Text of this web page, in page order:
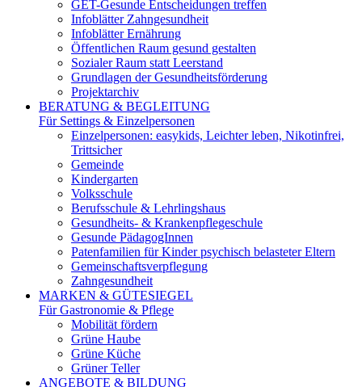
GET-Gesunde Entscheidungen treffen
Infoblätter Zahngesundheit
Infoblätter Ernährung
Öffentlichen Raum gesund gestalten
Sozialer Raum statt Leerstand
Grundlagen der Gesundheitsförderung
Projektarchiv
BERATUNG & BEGLEITUNG
Für Settings & Einzelpersonen
Einzelpersonen: easykids, Leichter leben, Nikotinfrei,
Trittsicher
Gemeinde
Kindergarten
Volksschule
Berufsschule & Lehrlingshaus
Gesundheits- & Krankenpflegeschule
Gesunde PädagogInnen
Patenfamilien für Kinder psychisch belasteter Eltern
Gemeinschaftsverpflegung
Zahngesundheit
MARKEN & GÜTESIEGEL
Für Gastronomie & Pflege
Mobilität fördern
Grüne Haube
Grüne Küche
Grüner Teller
ANGEBOTE & BILDUNG